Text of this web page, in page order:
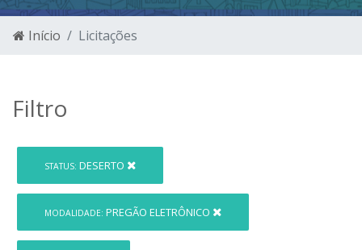
Início Licitações
Filtro
STATUS: DESERTO
MODALIDADE: PREGÃO ELETRÔNICO